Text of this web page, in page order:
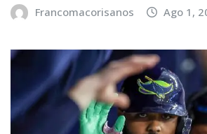
Francomacorisanos Ago 1,